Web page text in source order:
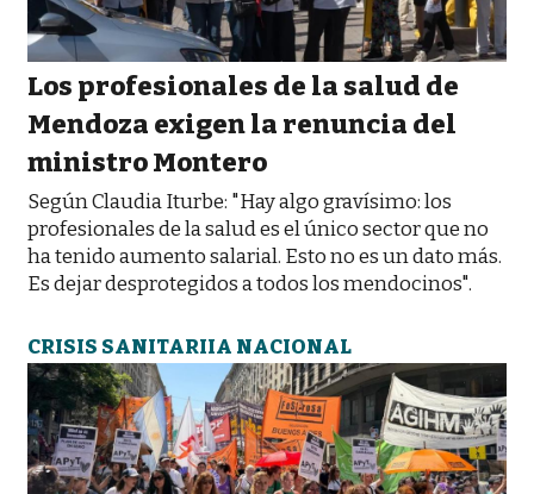
Los profesionales de la salud de
Mendoza exigen la renuncia del
ministro Montero
Según Claudia Iturbe: "Hay algo gravísimo: los
profesionales de la salud es el único sector que no
ha tenido aumento salarial. Esto no es un dato más.
Es dejar desprotegidos a todos los mendocinos".
CRISIS SANITARIIA NACIONAL